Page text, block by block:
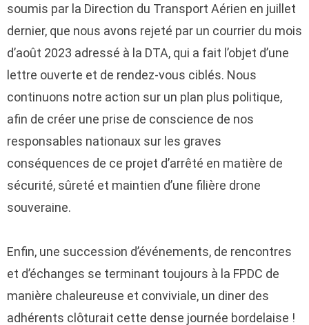
soumis par la Direction du Transport Aérien en juillet
dernier, que nous avons rejeté par un courrier du mois
d’août 2023 adressé à la DTA, qui a fait l’objet d’une
lettre ouverte et de rendez-vous ciblés. Nous
continuons notre action sur un plan plus politique,
afin de créer une prise de conscience de nos
responsables nationaux sur les graves
conséquences de ce projet d’arrêté en matière de
sécurité, sûreté et maintien d’une filière drone
souveraine.
Enfin, une succession d’événements, de rencontres
et d’échanges se terminant toujours à la FPDC de
manière chaleureuse et conviviale, un diner des
adhérents clôturait cette dense journée bordelaise !